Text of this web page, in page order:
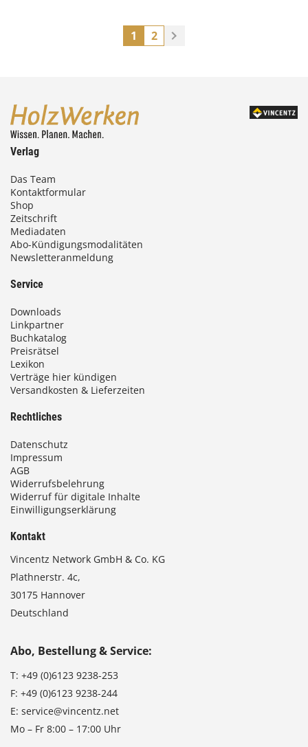
1 2
Verlag
Das Team
Kontaktformular
Shop
Zeitschrift
Mediadaten
Abo-Kündigungsmodalitäten
Newsletteranmeldung
Service
Downloads
Linkpartner
Buchkatalog
Preisrätsel
Lexikon
Verträge hier kündigen
Versandkosten & Lieferzeiten
Rechtliches
Datenschutz
Impressum
AGB
Widerrufsbelehrung
Widerruf für digitale Inhalte
Einwilligungserklärung
Kontakt
Vincentz Network GmbH & Co. KG
Plathnerstr. 4c,
30175 Hannover
Deutschland
Abo, Bestellung & Service:
T: +49 (0)6123 9238-253
F: +49 (0)6123 9238-244
E: service@vincentz.net
Mo – Fr 8:00 – 17:00 Uhr